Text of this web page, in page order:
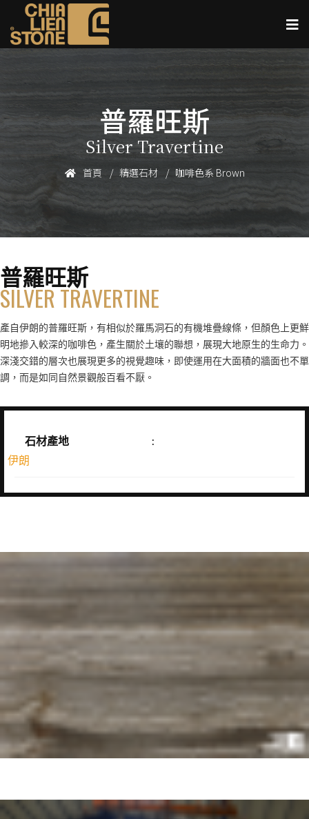
普羅旺斯
Silver Travertine
首頁 精選石材 咖啡色系 Brown
普羅旺斯
SILVER TRAVERTINE
產自伊朗的普羅旺斯，有相似於羅馬洞石的有機堆疊線條，但顏色上更鮮
明地摻入較深的咖啡色，產生關於土壤的聯想，展現大地原生的生命力。
深淺交錯的層次也展現更多的視覺趣味，即使運用在大面積的牆面也不單
調，而是如同自然景觀般百看不厭。
石材產地
:
伊朗